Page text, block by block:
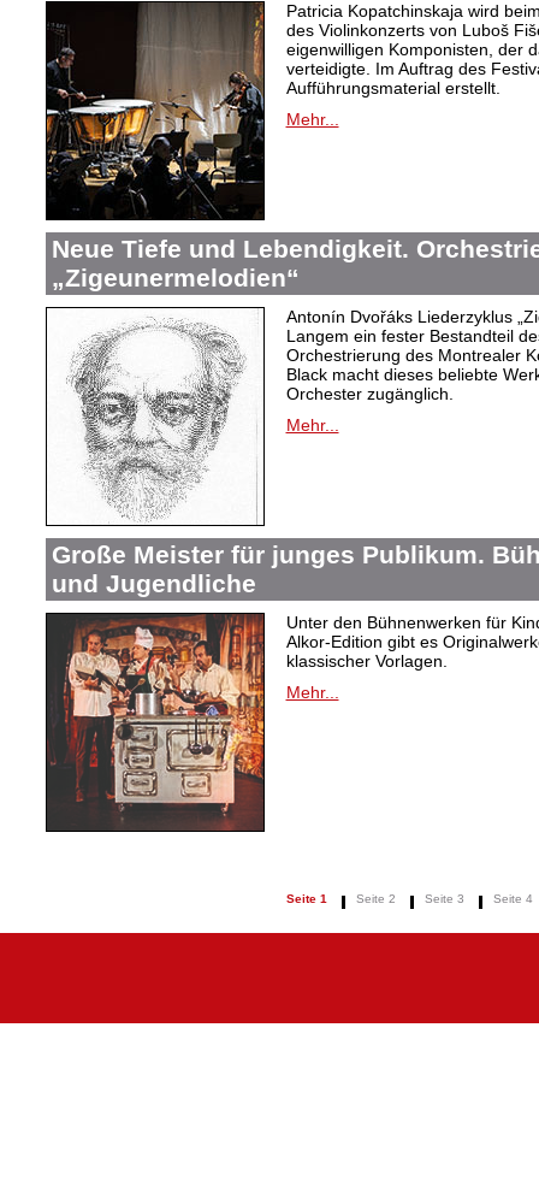
Patricia Kopatchinskaja wird
des Violinkonzerts von Luboš
eigenwilligen Komponisten, der
verteidigte. Im Auftrag des
Aufführungsmaterial erstellt.
Mehr...
Neue Tiefe und Lebendigkeit.
„Zigeunermelodien“
Antonín Dvořáks Liederzyklus
Langem ein fester Bestandteil
Orchestrierung des Montrealer
Black macht dieses beliebte
Orchester zugänglich.
Mehr...
Große Meister für junges Publikum.
und Jugendliche
Unter den Bühnenwerken für
Alkor-Edition gibt es
klassischer Vorlagen.
Mehr...
Seite 1 Seite 2 Seite 3 Seite 4